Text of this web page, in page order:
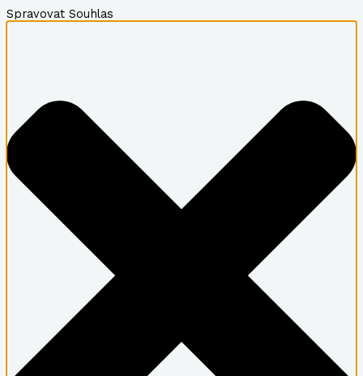
Spravovat Souhlas